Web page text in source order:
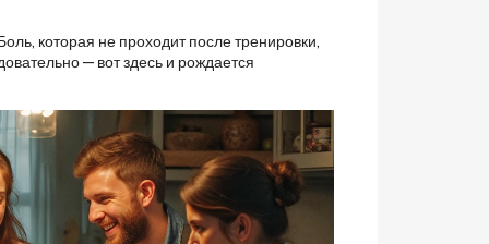
которая не проходит после тренировки,
— вот здесь и рождается